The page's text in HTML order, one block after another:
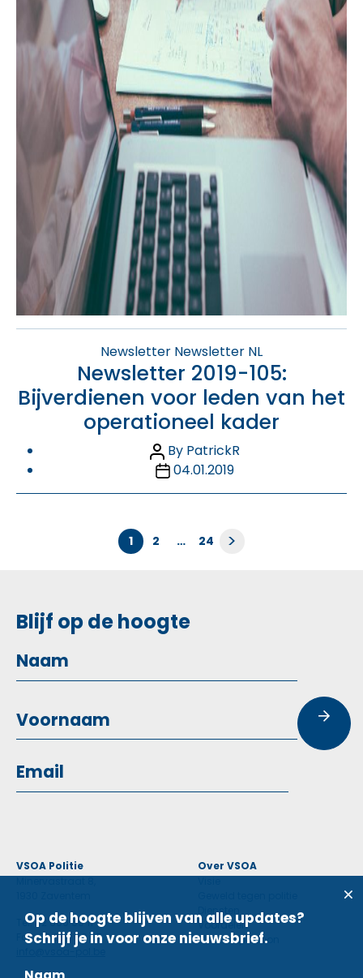
Categories
Newsletter Newsletter NL
Newsletter 2019-105:
Bijverdienen voor leden van het
operationeel kader
Post
author
By PatrickR
Post
date
04.01.2019
Berichten
1 2 … 24 >
Blijf op de hoogte
VSOA Politie
Tel: 02 660 59 11
Fax: 02 660 50 97
info@vsoa-pol.be
Over VSOA
Diensten
Voordelen
Contactpersoon
Op de hoogte blijven van alle updates?
Schrijf je in voor onze nieuwsbrief.